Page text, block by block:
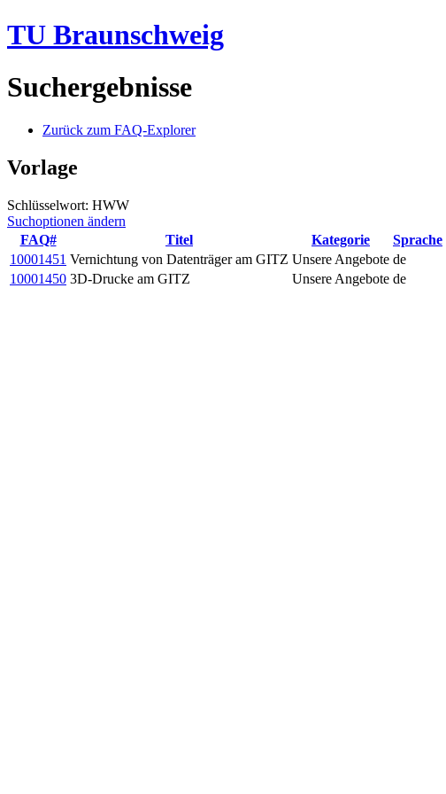
TU Braunschweig
Suchergebnisse
Zurück zum FAQ-Explorer
Vorlage
Schlüsselwort: HWW
Suchoptionen ändern
FAQ#
Titel Kategorie Sprache
10001451 Vernichtung von Datenträger am GITZ Unsere Angebote de
10001450 3D-Drucke am GITZ Unsere Angebote de